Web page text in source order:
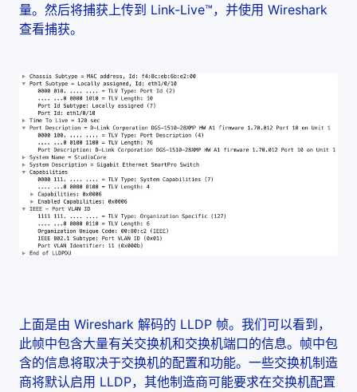
量。然后将捕获上传到 Link-Live™，并使用 Wireshark
查看捕获。
上面是由 Wireshark 解码的 LLDP 帧。我们可以看到，
此帧中包含大量有关交换机和交换机端口的信息。帧中包
含的信息将取决于交换机的配置和功能。一些交换机制造
商将默认启用 LLDP，其他制造商可能要求在交换机配置